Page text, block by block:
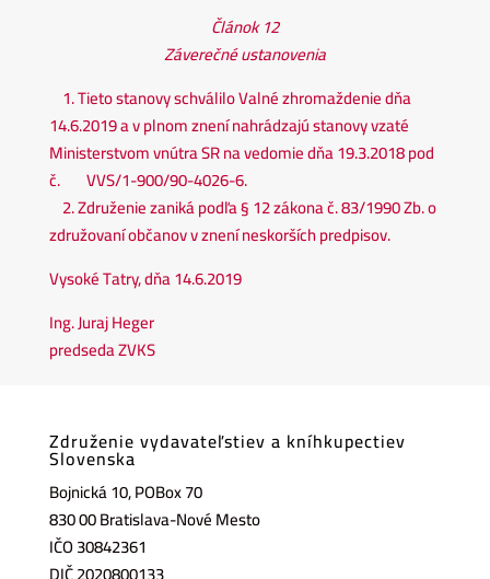
Článok 12
Záverečné ustanovenia
1. Tieto stanovy schválilo Valné zhromaždenie dňa
14.6.2019 a v plnom znení nahrádzajú stanovy vzaté
Ministerstvom vnútra SR na vedomie dňa 19.3.2018 pod
č. VVS/1-900/90-4026-6.
2. Združenie zaniká podľa § 12 zákona č. 83/1990 Zb. o
združovaní občanov v znení neskorších predpisov.
Vysoké Tatry, dňa 14.6.2019
Ing. Juraj Heger
predseda ZVKS
Združenie vydavateľstiev a kníhkupectiev
Slovenska
Bojnická 10, POBox 70
830 00 Bratislava-Nové Mesto
IČO 30842361